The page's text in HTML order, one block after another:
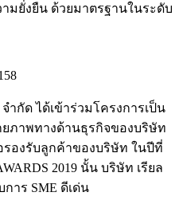
มยั่งยืน ด้วยมาตรฐานในระดับ
ำกัด ได้เข้าร่วมโครงการเป็น
ภาพทางด้านธุรกิจของบริษัท
องรับลูกค้าของบริษัท ในปีที่
2019 นั้น บริษัท เรียล
าร SME ดีเด่น